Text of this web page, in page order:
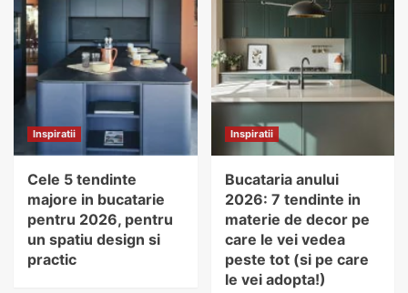
Inspiratii
Cele 5 tendinte
majore in bucatarie
pentru 2026, pentru
un spatiu design si
practic
Inspiratii
Bucataria anului
2026: 7 tendinte in
materie de decor pe
care le vei vedea
peste tot (si pe care
le vei adopta!)